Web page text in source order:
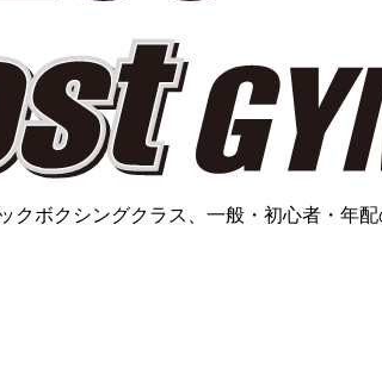
ボクシングクラス、一般・初心者・年